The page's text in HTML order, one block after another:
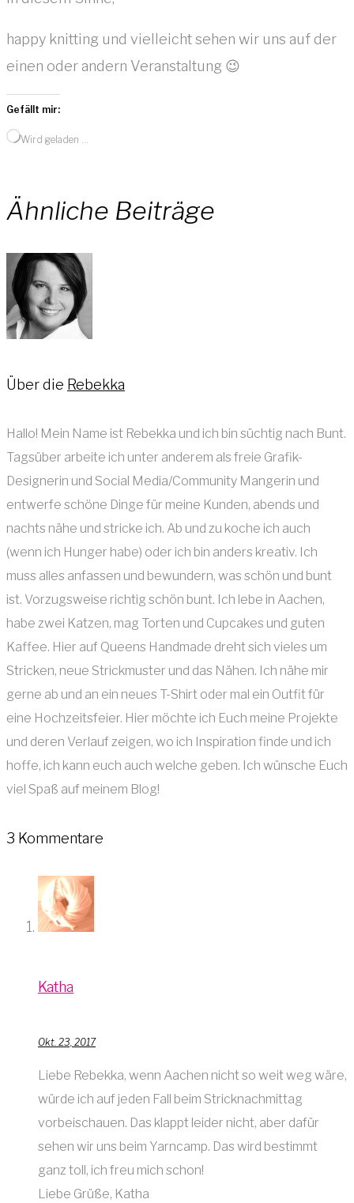
happy knitting und vielleicht sehen wir uns auf der
einen oder andern Veranstaltung 😉
Gefällt mir:
Wird geladen …
Ähnliche Beiträge
Über die Rebekka
Hallo! Mein Name ist Rebekka und ich bin süchtig nach Bunt.
Tagsüber arbeite ich unter anderem als freie Grafik-
Designerin und Social Media/Community Mangerin und
entwerfe schöne Dinge für meine Kunden, abends und
nachts nähe und stricke ich. Ab und zu koche ich auch
(wenn ich Hunger habe) oder ich bin anders kreativ. Ich
muss alles anfassen und bewundern, was schön und bunt
ist. Vorzugsweise richtig schön bunt. Ich lebe in Aachen,
habe zwei Katzen, mag Torten und Cupcakes und guten
Kaffee. Hier auf Queens Handmade dreht sich vieles um
Stricken, neue Strickmuster und das Nähen. Ich nähe mir
gerne ab und an ein neues T-Shirt oder mal ein Outfit für
eine Hochzeitsfeier. Hier möchte ich Euch meine Projekte
und deren Verlauf zeigen, wo ich Inspiration finde und ich
hoffe, ich kann euch auch welche geben. Ich wünsche Euch
viel Spaß auf meinem Blog!
3 Kommentare
Katha
Okt. 23, 2017
Liebe Rebekka, wenn Aachen nicht so weit weg wäre,
würde ich auf jeden Fall beim Stricknachmittag
vorbeischauen. Das klappt leider nicht, aber dafür
sehen wir uns beim Yarncamp. Das wird bestimmt
ganz toll, ich freu mich schon!
Liebe Grüße, Katha